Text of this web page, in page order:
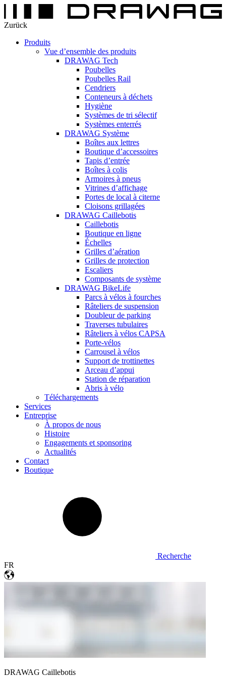
Zurück
Produits
Vue d’ensemble des produits
DRAWAG Tech
Poubelles
Poubelles Rail
Cendriers
Conteneurs à déchets
Hygiène
Systèmes de tri sélectif
Systèmes enterrés
DRAWAG Système
Boîtes aux lettres
Boutique d’accessoires
Tapis d’entrée
Boîtes à colis
Armoires à pneus
Vitrines d’affichage
Portes de local à citerne
Cloisons grillagées
DRAWAG Caillebotis
Caillebotis
Boutique en ligne
Échelles
Grilles d’aération
Grilles de protection
Escaliers
Composants de système
DRAWAG BikeLife
Parcs à vélos à fourches
Râteliers de suspension
Doubleur de parking
Traverses tubulaires
Râteliers à vélos CAPSA
Porte-vélos
Carrousel à vélos
Support de trottinettes
Arceau d’appui
Station de réparation
Abris à vélo
Téléchargements
Services
Entreprise
À propos de nous
Histoire
Engagements et sponsoring
Actualités
Contact
Boutique
Recherche
FR
DRAWAG Caillebotis